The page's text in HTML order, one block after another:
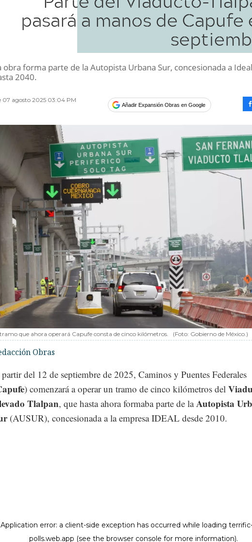
pasará a manos de Capufe
obra forma parte de la Autopista Urbana Sur, concesionada a Ideal
2040.
07 agosto 2025 03:04 PM
Añadir Expansión Obras en Google
que ahora operará Capufe consta de cinco kilómetros. (Foto: Gobierno de México.)
Obras
del 12 de septiembre de 2025, Caminos y Puentes Federales
) comenzará a operar un tramo de cinco kilómetros del
Tlalpan, que hasta ahora formaba parte de laAutopista
(AUSUR), concesionada a la empresa IDEAL desde 2010.